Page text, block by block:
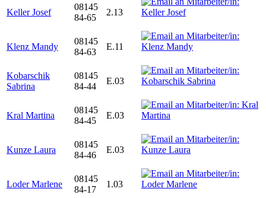
Keller Josef
08145
84-65
2.13
Klenz Mandy
08145
84-63
E.11
Kobarschik
Sabrina
08145
84-44
E.03
Kral Martina
08145
84-45
E.03
Kunze Laura
08145
84-46
E.03
Loder Marlene
08145
84-17
1.03